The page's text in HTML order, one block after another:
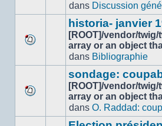
nouveau
message
dans Discussion
nouveau
message
historia- janvier
[ROOT]/vendor/
array or an object
dans Bibliographie
nouveau
message
sondage:
[ROOT]/vendor/
array or an object
dans O. Raddad: